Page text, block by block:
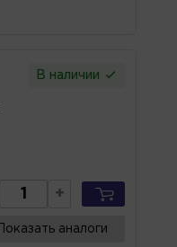
В наличии
+
Показать аналоги